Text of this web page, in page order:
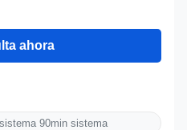
ahora
90min sistema